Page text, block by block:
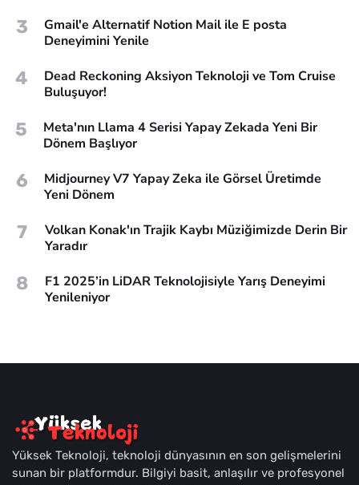
3
Gmail'e Alternatif Notion Mail ile E posta
Deneyimini Yenile
4
Dead Reckoning Aksiyon Teknoloji ve Tom Cruise
Buluşuyor!
5
Meta'nın Llama 4 Serisi Yapay Zekada Yeni Bir
Dönem Başlıyor
6
Midjourney V7 Yapay Zeka ile Görsel Üretimde
Yeni Dönem
7
Volkan Konak'ın Trajik Kaybı Müziğimizde Derin Bir
Yaradır
8
F1 2025’in LiDAR Teknolojisiyle Yarış Deneyimi
Yenileniyor
Yüksek Teknoloji, teknoloji dünyasının en son gelişmelerini
sunan bir platformdur. Bilgiyi basit, anlaşılır ve profesyonel